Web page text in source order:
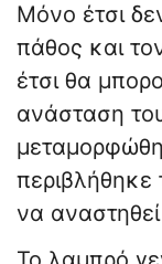
Μόνο έτσι
πάθος και
έτσι θα
ανάσταση
περιβλήθηκε
να